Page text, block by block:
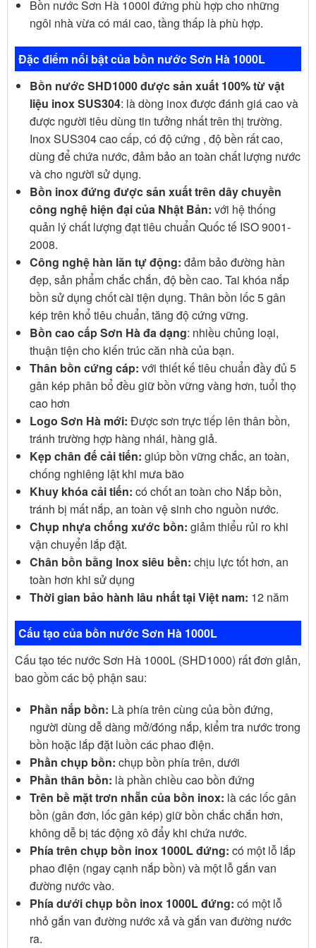
Bồn nước Sơn Hà 1000l đứng phù hợp cho những
ngôi nhà vừa có mái cao, tầng thấp là phù hợp.
Đặc điểm nổi bật của bồn nước Sơn Hà 1000L
Bồn nước SHD1000 được sản xuất 100% từ vật
liệu inox SUS304: là dòng inox được đánh giá cao và
được người tiêu dùng tin tưởng nhất trên thị trường.
Inox SUS304 cao cấp, có độ cứng , độ bền rất cao,
dùng để chứa nước, đảm bảo an toàn chất lượng nước
và cho người sử dụng.
Bồn inox đứng được sản xuất trên dây chuyền
công nghệ hiện đại của Nhật Bản: với hệ thống
quản lý chất lượng đạt tiêu chuẩn Quốc tế ISO 9001-
2008.
Công nghệ hàn lăn tự động: đảm bảo đường hàn
đẹp, sản phẩm chắc chắn, độ bền cao. Tai khóa nắp
bồn sử dụng chốt cài tiện dụng. Thân bồn lốc 5 gân
kép trên khổ tiêu chuẩn, tăng độ cứng vững.
Bồn cao cấp Sơn Hà đa dạng: nhiều chủng loại,
thuận tiện cho kiến trúc căn nhà của bạn.
Thân bồn cứng cáp: với thiết kế tiêu chuẩn đầy đủ 5
gân kép phân bổ đều giữ bồn vững vàng hơn, tuổi thọ
cao hơn
Logo Sơn Hà mới: Được sơn trực tiếp lên thân bồn,
tránh trường hợp hàng nhái, hàng giả.
Kẹp chân đế cải tiến: giúp bồn vững chắc, an toàn,
chống nghiêng lật khi mưa bão
Khuy khóa cải tiến: có chốt an toàn cho Nắp bồn,
tránh bị mất nắp, an toàn vệ sinh cho nguồn nước.
Chụp nhựa chống xước bồn: giảm thiểu rủi ro khi
vận chuyển lắp đặt.
Chân bồn bằng Inox siêu bền: chịu lực tốt hơn, an
toàn hơn khi sử dụng
Thời gian bảo hành lâu nhất tại Việt nam: 12 năm
Cấu tạo của bồn nước Sơn Hà 1000L
Cấu tạo téc nước Sơn Hà 1000L (SHD1000) rất đơn giản,
bao gồm các bộ phận sau:
Phần nắp bồn: Là phía trên cùng của bồn đứng,
người dùng dễ dàng mở/đóng nắp, kiểm tra nước trong
bồn hoặc lắp đặt luồn các phao điện.
Phần chụp bồn: chụp bồn phía trên, dưới
Phần thân bồn: là phần chiều cao bồn đứng
Trên bề mặt trơn nhẵn của bồn inox: là các lốc gân
bồn (gân đơn, lốc gân kép) giữ bồn chắc chắn hơn,
không dễ bị tác động xô đẩy khi chứa nước.
Phía trên chụp bồn inox 1000L đứng: có một lỗ lắp
phao điện (ngay cạnh nắp bồn) và một lỗ gắn van
đường nước vào.
Phía dưới chụp bồn inox 1000L đứng: có một lỗ
nhỏ gắn van đường nước xả và gắn van đường nước
ra.